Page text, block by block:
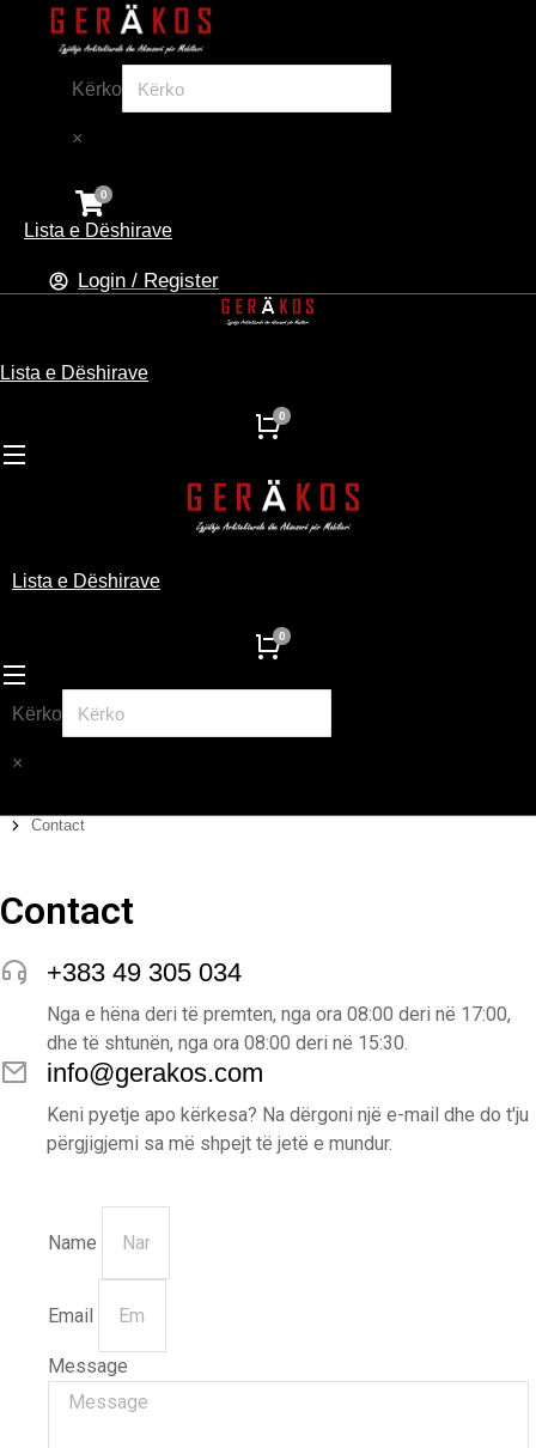
Kërko
×
Lista e Dëshirave
Login / Register
Lista e Dëshirave
Lista e Dëshirave
Kërko
×
You are here:
Contact
Contact
+383 49 305 034
Nga e hëna deri të premten, nga ora 08:00 deri në 17:00,
dhe të shtunën, nga ora 08:00 deri në 15:30.
info@gerakos.com
Keni pyetje apo kërkesa? Na dërgoni një e-mail dhe do t'ju
përgjigjemi sa më shpejt të jetë e mundur.
Name
Email
Message